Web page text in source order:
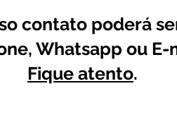
contato poderá
Whatsapp ou E-
Fique atento.